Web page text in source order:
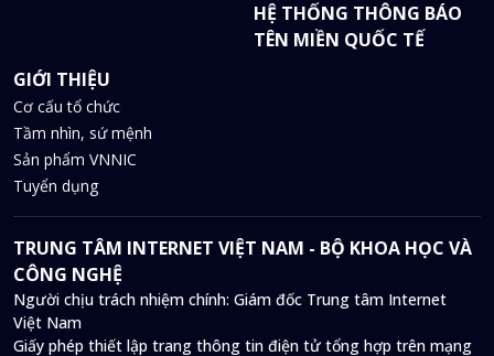
HỆ THỐNG THÔNG BÁO
TÊN MIỀN QUỐC TẾ
GIỚI THIỆU
Cơ cấu tổ chức
Tầm nhìn, sứ mệnh
Sản phẩm VNNIC
Tuyển dụng
TRUNG TÂM INTERNET VIỆT NAM - BỘ KHOA HỌC VÀ
CÔNG NGHỆ
Người chịu trách nhiệm chính: Giám đốc Trung tâm Internet
Việt Nam
Giấy phép thiết lập trang thông tin điện tử tổng hợp trên mạng